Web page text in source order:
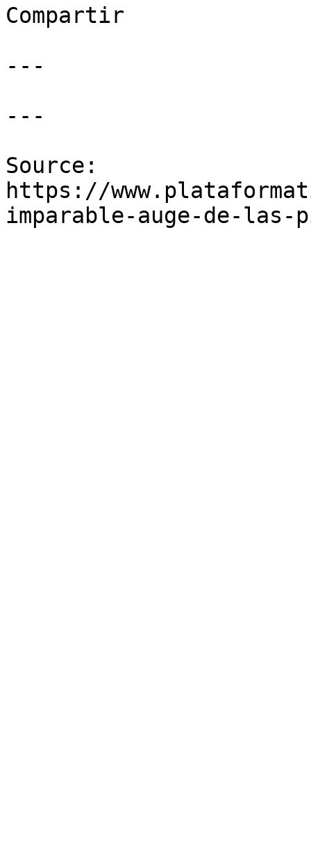
Compartir
---
---
Source:
https://